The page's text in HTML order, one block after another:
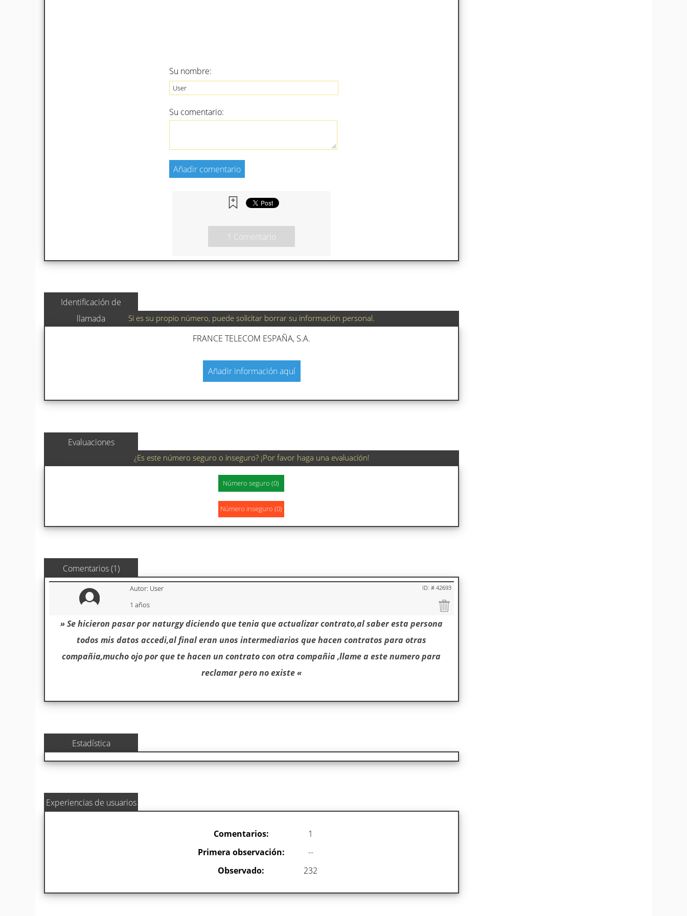
Su nombre:
Su comentario:
1 Comentario
Identificación de
llamada
Si es su propio número, puede solicitar borrar su información personal.
FRANCE TELECOM ESPAÑA, S.A.
Añadir información aquí
Evaluaciones
¿Es este número seguro o inseguro? ¡Por favor haga una evaluación!
Comentarios (1)
Autor: User
1 años
ID: # 42693
» Se hicieron pasar por naturgy diciendo que tenia que actualizar contrato,al saber esta persona
todos mis datos accedi,al final eran unos intermediarios que hacen contratos para otras
compañia,mucho ojo por que te hacen un contrato con otra compañia ,llame a este numero para
reclamar pero no existe «
Estadística
Experiencias de usuarios
Comentarios:
1
Primera observación:
--
Observado:
232